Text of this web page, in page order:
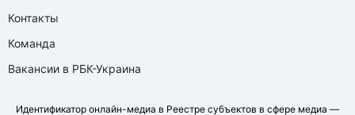
Контакты
Команда
Вакансии в РБК-Украина
Идентификатор онлайн-медиа в Реестре субъектов в сфере медиа —